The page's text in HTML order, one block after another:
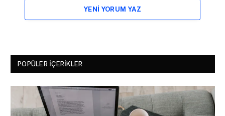
YENI YORUM YAZ
POPÜLER İÇERIKLER